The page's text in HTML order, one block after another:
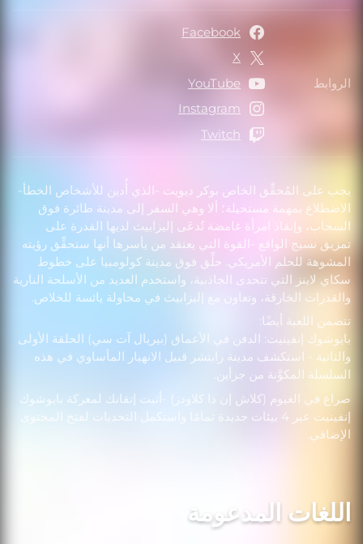
يجب على المُحقِّق الخاص بوكر ديويت -الذي أُدين للأشخاص الخطأ-
الاضطلاع بمهمة مستحيلة؛ ألا وهي السفر إلى مدينة طائرة فوق
السحاب، وإنقاذ امرأة غامضة تُدعَى إليزابيث لديها القدرة على
تمزيق نسيج الواقع -القوة التي يعتقد من يأسرها أنها ستحقِّق رؤيته
المشوهة للحلم الأمريكي. حلِّق فوق مدينة كولومبيا على خطوط
سكاي لاينز التي تتحدى الجاذبية، واستخدم العديد من الأسلحة النارية
والقدرات الخارقة، وتعاون مع إليزابيث في محاولة يائسة للخلاص.
تتضمن اللعبة أيضًا:
بايوشوك إنفينيت: الدفن في الأعماق (بيريال آت سي) الحلقة الأولى
والثانية - استكشف مدينة رابتشر قبيل الانهيار المأساوي في هذه
السلسلة المكوَّنة من جزأين.
صراع في الغيوم (كلاش إن ذا كلاودز) -أثبت إتقانك لمعركة بايوشوك
إنفينيت عبر 4 بيئات جديدة تمامًا واستكمل التحديات لفتح المحتوى
الإضافي.
الروابط الروابط
Facebook
X
YouTube
Instagram
Twitch
اللغات المدعومة